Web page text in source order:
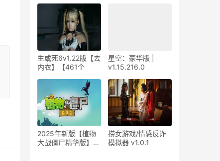
生或死6v1.22版【去
内衣】【461个
星空：豪华版 |
v1.15.216.0
2025年新版【植物
大战僵尸精华版】手
捞女游戏/情感反诈
模拟器 v1.0.1